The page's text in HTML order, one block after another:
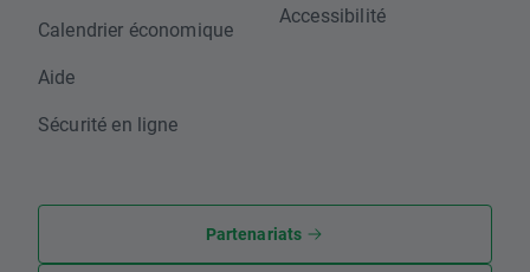
Calendrier économique
Aide
Sécurité en ligne
Accessibilité
Partenariats